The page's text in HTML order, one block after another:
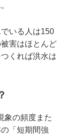
いる人は150
害はほとんど
くれば洪水は
象の頻度また
「短期間強